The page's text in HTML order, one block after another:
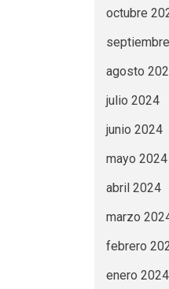
octubre
agosto
julio 2024
junio 2024
mayo 2024
abril 2024
marzo
febrero
enero 2024